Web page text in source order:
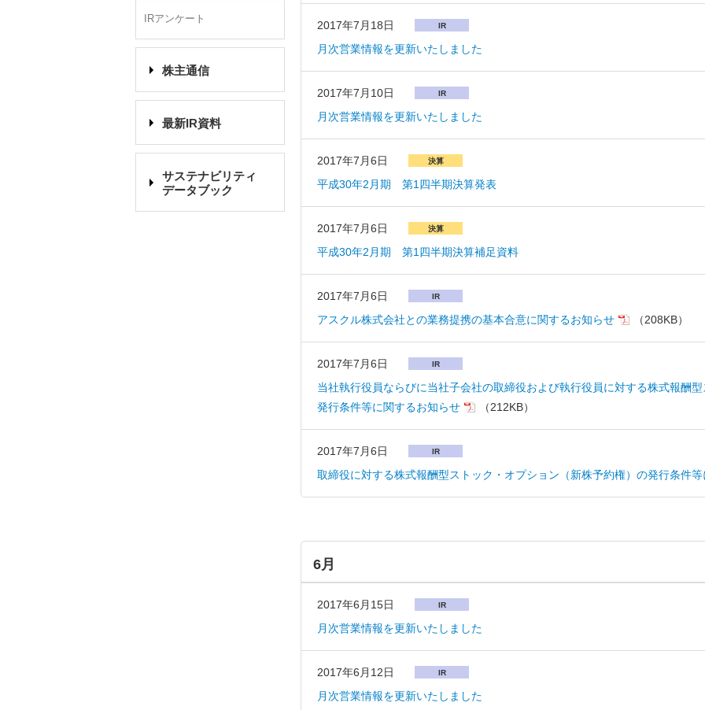
IRアンケート
株主通信
最新IR資料
サステナビリティ
データブック
2017年7月18日 IR
月次営業情報を更新いたしました
2017年7月10日 IR
月次営業情報を更新いたしました
2017年7月6日 決算
平成30年2月期 第1四半期決算発表
2017年7月6日 決算
平成30年2月期 第1四半期決算補足資料
2017年7月6日 IR
アスクル株式会社との業務提携の基本合意に関するお知らせ （208KB）
2017年7月6日 IR
当社執行役員ならびに当社子会社の取締役および執行役員に対する株式報酬
発行条件等に関するお知らせ
（212KB）
2017年7月6日 IR
取締役に対する株式報酬型ストック・オプション（新株予約権）の発行条件
6月
2017年6月15日 IR
月次営業情報を更新いたしました
2017年6月12日 IR
月次営業情報を更新いたしました